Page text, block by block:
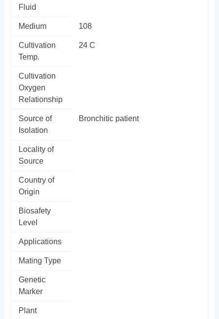
Fluid
Medium 108
Cultivation
Temp.
24 C
Cultivation
Oxygen
Relationship
Source of
Isolation
Bronchitic patient
Locality of
Source
Country of
Origin
Biosafety
Level
Applications
Mating Type
Genetic
Marker
Plant